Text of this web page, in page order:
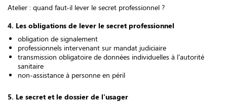
Atelier : quand faut-il lever le secret professionnel ?
4. Les obligations de lever le secret professionnel
obligation de signalement
professionnels intervenant sur mandat judiciaire
transmission obligatoire de données individuelles à l'autorité
sanitaire
non-assistance à personne en péril
5. Le secret et le dossier de l'usager